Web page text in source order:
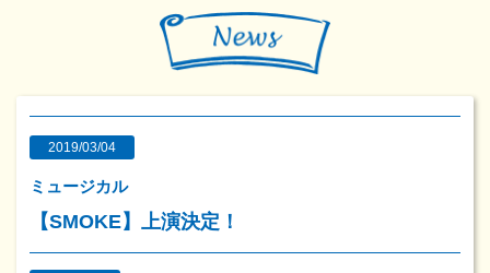
2019/03/04
ミュージカル
【SMOKE】上演決定！